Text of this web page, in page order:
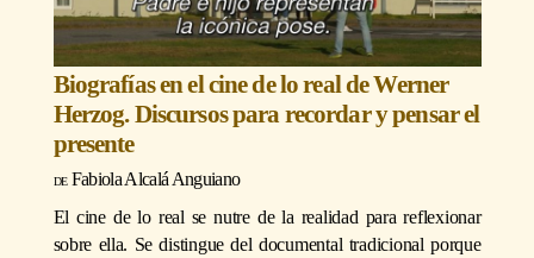
Biografías en el cine de lo real de Werner
Herzog. Discursos para recordar y pensar el
presente
Fabiola Alcalá Anguiano
El cine de lo real se nutre de la realidad para reflexionar
sobre ella. Se distingue del documental tradicional porque